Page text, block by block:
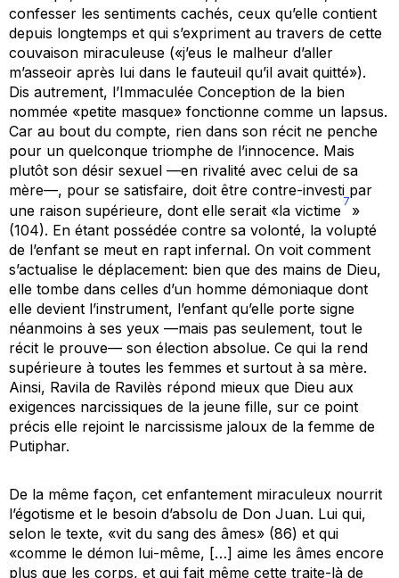
confesser les sentiments cachés, ceux qu’elle contient
depuis longtemps et qui s’expriment au travers de cette
couvaison miraculeuse («j’eus le malheur d’aller
m’asseoir après lui dans le fauteuil qu’il avait quitté»).
Dis autrement, l’Immaculée Conception de la bien
nommée «petite masque» fonctionne comme un lapsus.
Car au bout du compte, rien dans son récit ne penche
pour un quelconque triomphe de l’innocence. Mais
plutôt son désir sexuel —en rivalité avec celui de sa
mère—, pour se satisfaire, doit être contre-investi par
une raison supérieure, dont elle serait «la victime
7
»
(104). En étant possédée contre sa volonté, la volupté
de l’enfant se meut en rapt infernal. On voit comment
s’actualise le déplacement: bien que des mains de Dieu,
elle tombe dans celles d’un homme démoniaque dont
elle devient l’instrument, l’enfant qu’elle porte signe
néanmoins à ses yeux —mais pas seulement, tout le
récit le prouve— son élection absolue. Ce qui la rend
supérieure à toutes les femmes et surtout à sa mère.
Ainsi, Ravila de Ravilès répond mieux que Dieu aux
exigences narcissiques de la jeune fille, sur ce point
précis elle rejoint le narcissisme jaloux de la femme de
Putiphar.
De la même façon, cet enfantement miraculeux nourrit
l’égotisme et le besoin d’absolu de Don Juan. Lui qui,
selon le texte, «vit du sang des âmes» (86) et qui
«comme le démon lui-même, […] aime les âmes encore
plus que les corps, et qui fait même cette traite-là de